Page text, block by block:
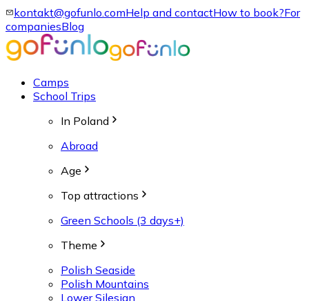
kontakt@gofunlo.comHelp and contactHow to book?For
companiesBlog
Camps
School Trips
In Poland
Abroad
Age
Top attractions
Green Schools (3 days+)
Theme
Polish Seaside
Polish Mountains
Lower Silesian